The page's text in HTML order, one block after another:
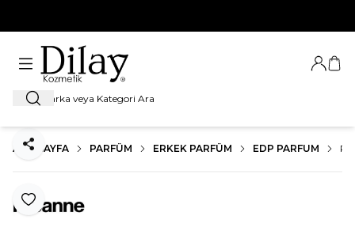
Ara
Giriş
ANA SAYFA PARFÜM ERKEK PARFÜM EDP PARFUM
Favoriye Ekle
Paylaş